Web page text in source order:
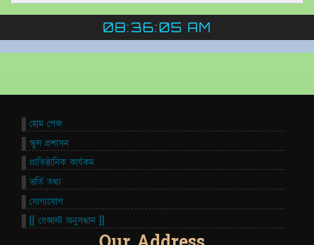
08:36:06 AM
হোম পেজ
স্কুল প্রশাসন
প্রাতিষ্ঠানিক কার্যকম
ভর্তি তথ্য
যোগাযোগ
[[ রেজাল্ট অনুসন্ধান ]]